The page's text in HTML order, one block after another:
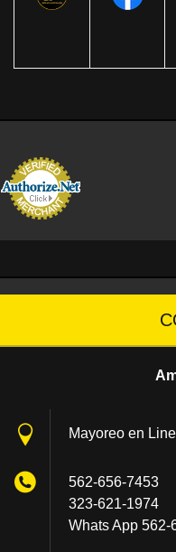
Mayoreo en
562-656-7453
323-621-1974
Whats App 562-